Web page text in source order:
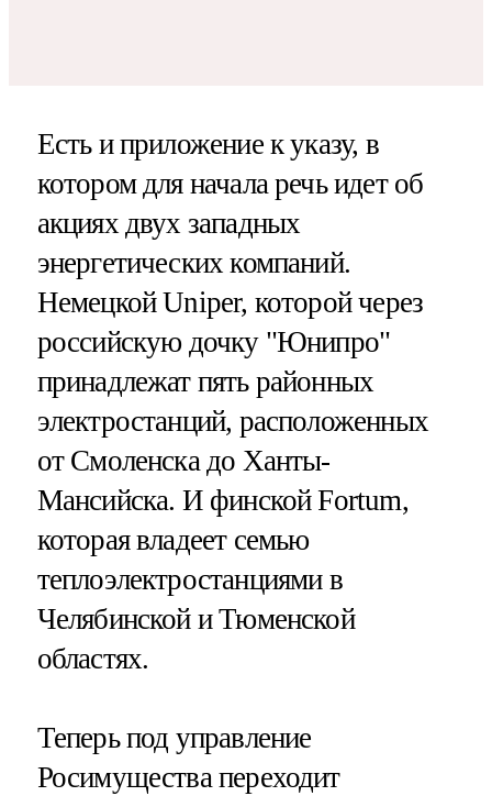
Есть и приложение к указу, в
котором для начала речь идет об
акциях двух западных
энергетических компаний.
Немецкой Uniper, которой через
российскую дочку "Юнипро"
принадлежат пять районных
электростанций, расположенных
от Смоленска до Ханты-
Мансийска. И финской Fortum,
которая владеет семью
теплоэлектростанциями в
Челябинской и Тюменской
областях.
Теперь под управление
Росимущества переходит